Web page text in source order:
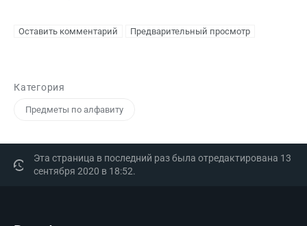
Категория
Предметы по алфавиту
Эта страница в последний раз была отредактирована 13
сентября 2020 в 18:52.